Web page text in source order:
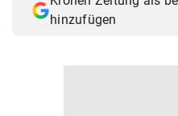
hinzufügen